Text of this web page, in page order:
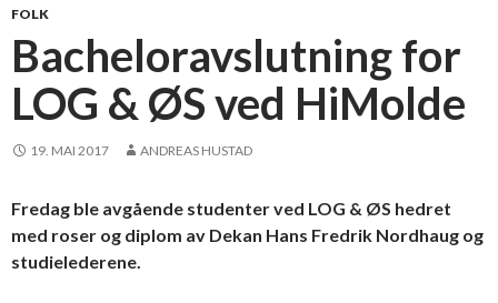
FOLK
Bacheloravslutning for
LOG & ØS ved HiMolde
19. MAI 2017 ANDREAS HUSTAD
Fredag ble avgående studenter ved LOG & ØS hedret
med roser og diplom av Dekan Hans Fredrik Nordhaug og
studielederene.